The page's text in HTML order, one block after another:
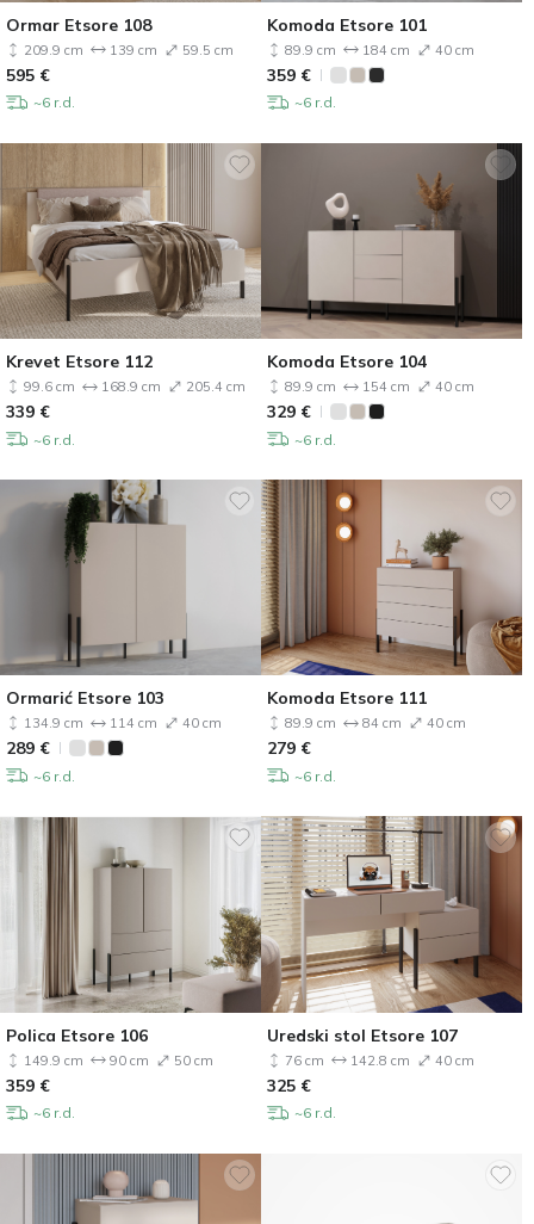
Ormar Etsore 108
209.9 cm 139 cm 59.5 cm
595 €
~6 r.d.
Komoda Etsore 101
89.9 cm 184 cm 40 cm
359 €
~6 r.d.
Krevet Etsore 112
99.6 cm 168.9 cm 205.4 cm
339 €
~6 r.d.
Komoda Etsore 104
89.9 cm 154 cm 40 cm
329 €
~6 r.d.
Ormarić Etsore 103
134.9 cm 114 cm 40 cm
289 €
~6 r.d.
Komoda Etsore 111
89.9 cm 84 cm 40 cm
279 €
~6 r.d.
Polica Etsore 106
149.9 cm 90 cm 50 cm
359 €
~6 r.d.
Uredski stol Etsore 107
76 cm 142.8 cm 40 cm
325 €
~6 r.d.